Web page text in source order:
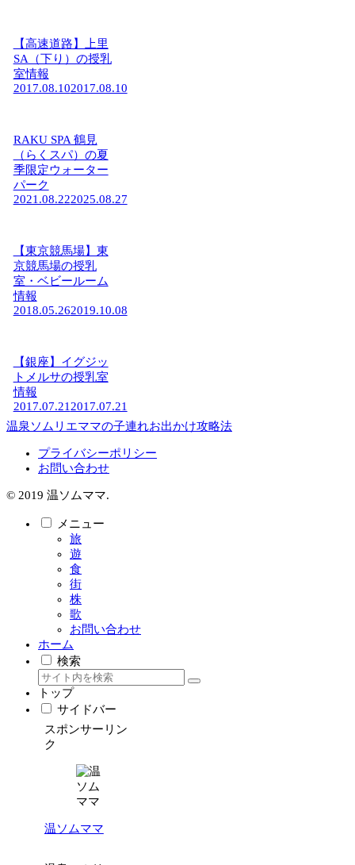
【高速道路】上里
SA（下り）の授乳
室情報
2017.08.102017.08.10
RAKU SPA 鶴見
（らくスパ）の夏
季限定ウォーター
パーク
2021.08.222025.08.27
【東京競馬場】東
京競馬場の授乳
室・ベビールーム
情報
2018.05.262019.10.08
【銀座】イグジッ
トメルサの授乳室
情報
2017.07.212017.07.21
温泉ソムリエママの子連れお出かけ攻略法
プライバシーポリシー
お問い合わせ
© 2019 温ソムママ.
メニュー
旅
遊
食
街
株
歌
お問い合わせ
ホーム
検索
トップ
サイドバー
スポンサーリン
ク
温ソムママ